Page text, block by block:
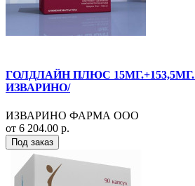
ГОЛДЛАЙН ПЛЮС
ИЗВАРИНО/
ИЗВАРИНО ФАРМА ООО
от 6 204.00 р.
Под заказ